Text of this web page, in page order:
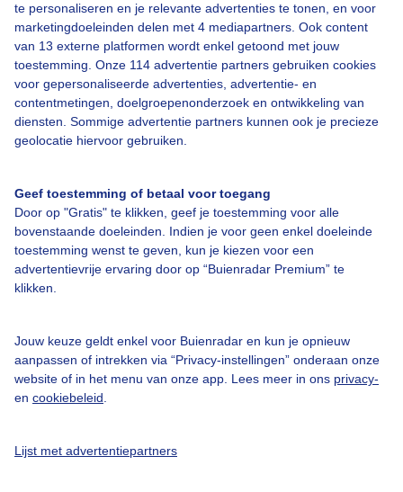
te personaliseren en je relevante advertenties te tonen, en voor
marketingdoeleinden delen met 4 mediapartners. Ook content
van 13 externe platformen wordt enkel getoond met jouw
toestemming. Onze 114 advertentie partners gebruiken cookies
voor gepersonaliseerde advertenties, advertentie- en
contentmetingen, doelgroepenonderzoek en ontwikkeling van
diensten. Sommige advertentie partners kunnen ook je precieze
geolocatie hiervoor gebruiken.
Geef toestemming of betaal voor toegang
Door op "Gratis" te klikken, geef je toestemming voor alle
bovenstaande doeleinden. Indien je voor geen enkel doeleinde
toestemming wenst te geven, kun je kiezen voor een
advertentievrije ervaring door op “Buienradar Premium” te
klikken.
Jouw keuze geldt enkel voor Buienradar en kun je opnieuw
aanpassen of intrekken via “Privacy-instellingen” onderaan onze
website of in het menu van onze app. Lees meer in ons privacy-
en cookiebeleid
Lijst met advertentiepartners
Over Buienradar
Veelgestelde vragen
Contact
Toegankelijkheid
Buienradar Team
Privacy instellingen